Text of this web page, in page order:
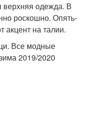
верхняя одежда. В
роскошно. Опять-
акцент на талии.